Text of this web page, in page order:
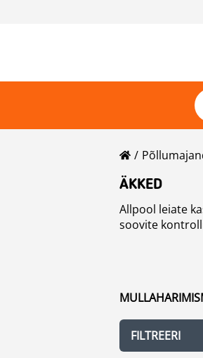
ÄKKED
Allpool leiate kasutatud äkked põllumajandusseadmete kuulutused Mascuses.
soovite
FILTREERI